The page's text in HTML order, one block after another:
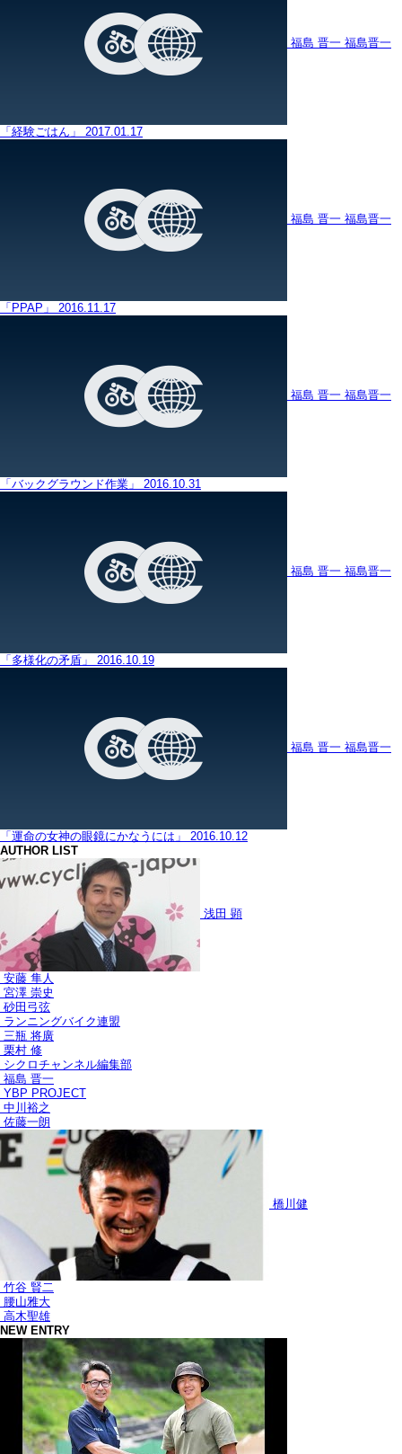
福島 晋一 福島晋一
「経験ごはん」 2017.01.17
福島 晋一 福島晋一
「PPAP」 2016.11.17
福島 晋一 福島晋一
「バックグラウンド作業」 2016.10.31
福島 晋一 福島晋一
「多様化の矛盾」 2016.10.19
福島 晋一 福島晋一
「運命の女神の眼鏡にかなうには」
2016.10.12
AUTHOR LIST
浅田 顕
安藤 隼人
宮澤 崇史
砂田弓弦
ランニングバイク連盟
三瓶 将廣
栗村 修
シクロチャンネル編集部
福島 晋一
YBP PROJECT
中川裕之
佐藤一朗
橋川健
竹谷 賢二
腰山雅大
高木聖雄
NEW ENTRY